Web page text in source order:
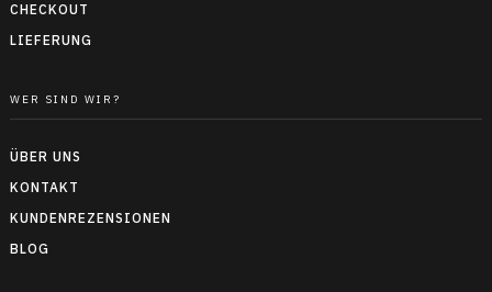
CHECKOUT
LIEFERUNG
WER SIND WIR?
ÜBER UNS
KONTAKT
KUNDENREZENSIONEN
BLOG